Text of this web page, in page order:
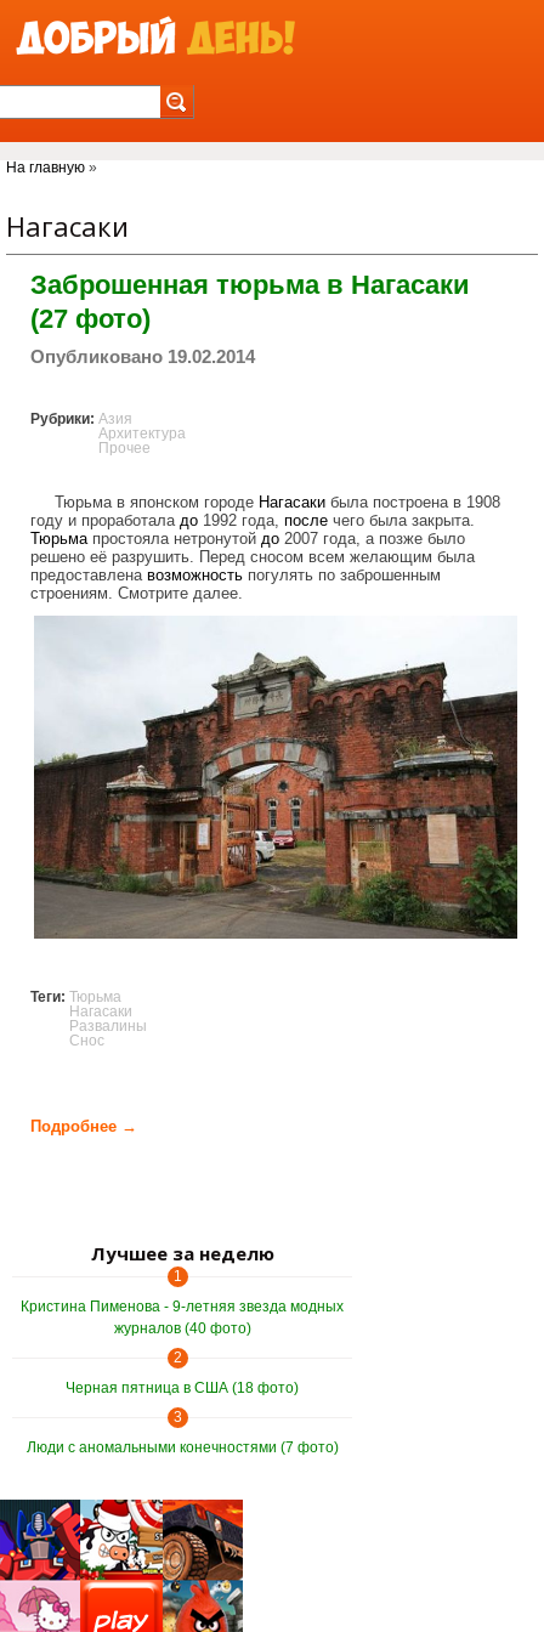
Вы здесь
На главную »
Нагасаки
Заброшенная тюрьма в Нагасаки
(27 фото)
Опубликовано 19.02.2014
Рубрики: Азия
Архитектура
Прочее
Тюрьма в японском городе Нагасаки была построена в 1908
году и проработала до 1992 года, после чего была закрыта.
Тюрьмапростояла нетронутой до 2007 года, а позже было
решено её разрушить. Перед сносом всем желающим была
предоставлена возможность погулять по заброшенным
строениям. Смотрите далее.
abandoned_prison_in_nagasaki.jpg
Теги: Тюрьма
Нагасаки
Развалины
Снос
Подробнее →
Лучшее за неделю
1
Кристина Пименова - 9-летняя звезда модных
журналов (40 фото)
2
Черная пятница в США (18 фото)
3
Люди с аномальными конечностями (7 фото)